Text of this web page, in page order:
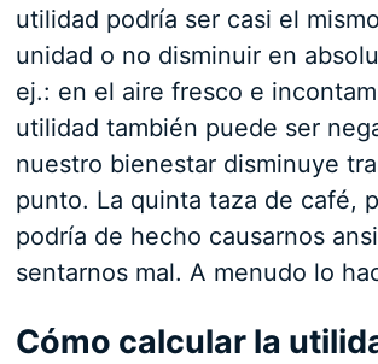
utilidad podría ser casi el
unidad o no disminuir en
ej.: en el aire fresco e
utilidad también puede ser
nuestro bienestar disminuye
punto. La quinta taza de café,
podría de hecho causarnos
sentarnos mal. A menudo lo
Cómo calcular la